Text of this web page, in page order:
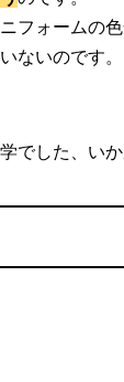
フォームの
ないのです。
でした、い